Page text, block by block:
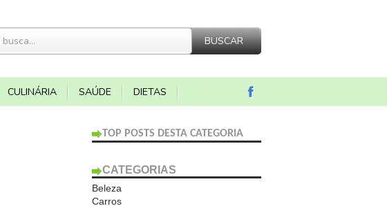
CULINÁRIA SAÚDE DIETAS
TOP POSTS DESTA CATEGORIA
CATEGORIAS
Beleza
Carros